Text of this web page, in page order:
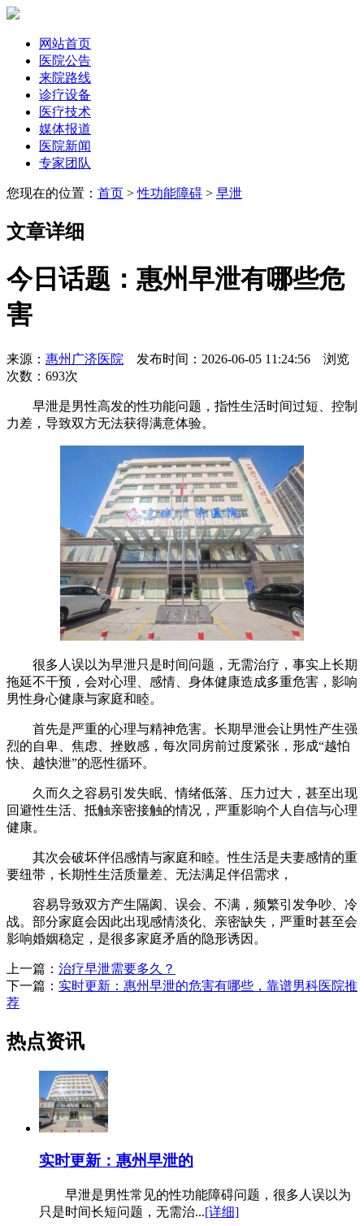
网站首页
医院公告
来院路线
诊疗设备
医疗技术
媒体报道
医院新闻
专家团队
您现在的位置： 首页 >性功能障碍 > 早泄
文章详细
今日话题：惠州早泄有哪些危
害
来源： 惠州广济医院 发布时间：2026-06-05 11:24:56 浏览
次数： 693次
早泄是男性高发的性功能问题，指性生活时间过短、控制
力差，导致双方无法获得满意体验。
很多人误以为早泄只是时间问题，无需治疗，事实上长期
拖延不干预，会对心理、感情、身体健康造成多重危害，影响
男性身心健康与家庭和睦。
首先是严重的心理与精神危害。长期早泄会让男性产生强
烈的自卑、焦虑、挫败感，每次同房前过度紧张，形成“越怕
快、越快泄”的恶性循环。
久而久之容易引发失眠、情绪低落、压力过大，甚至出现
回避性生活、抵触亲密接触的情况，严重影响个人自信与心理
健康。
其次会破坏伴侣感情与家庭和睦。性生活是夫妻感情的重
要纽带，长期性生活质量差、无法满足伴侣需求，
容易导致双方产生隔阂、误会、不满，频繁引发争吵、冷
战。部分家庭会因此出现感情淡化、亲密缺失，严重时甚至会
影响婚姻稳定，是很多家庭矛盾的隐形诱因。
上一篇： 治疗早泄需要多久？
下一篇： 实时更新：惠州早泄的危害有哪些，靠谱男科医院推
荐
热点资讯
实时更新：惠州早泄的
早泄是男性常见的性功能障碍问题，很多人误以为
只是时间长短问题，无需治...[详细]